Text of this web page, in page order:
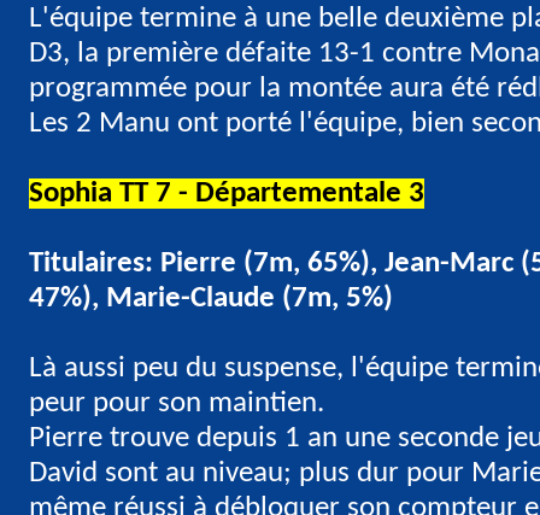
L'équipe termine à une belle deuxième
D3, la première défaite 13-1 contre
programmée pour la montée aura été
Les 2 Manu ont porté l'équipe, bien
Sophia TT 7 - Départementale 3
Titulaires: Pierre (7m, 65%), Jean-Marc
47%), Marie-Claude (7m, 5%)
Là aussi peu du suspense, l'équipe
peur pour son maintien.
Pierre trouve depuis 1 an une seconde
David sont au niveau; plus dur pour
même réussi à débloquer son compteur